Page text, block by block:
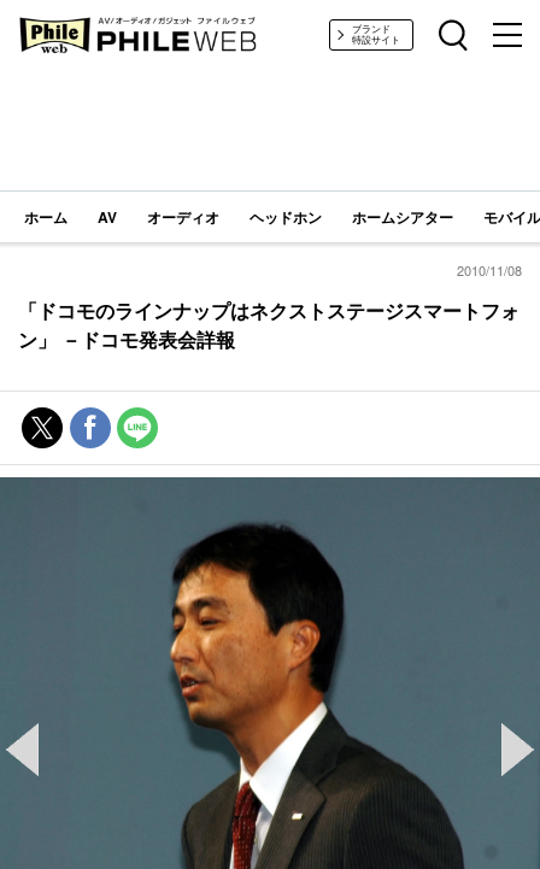
PHILE WEB｜AV/オーディオ/ガジェットブランド
特設サイト
ホーム AV オーディオ ヘッドホン ホームシアター モバイ
2010/11/08
「ドコモのラインナップはネクストステージスマートフォ
ン」 －ドコモ発表会詳報